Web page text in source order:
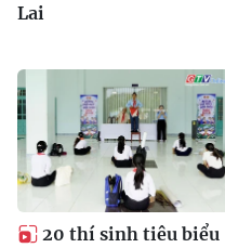
Lai
20 thí sinh tiêu biểu